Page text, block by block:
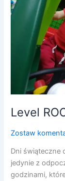
Level
Zostaw
Dni świąteczne
jedynie z
godzinami,